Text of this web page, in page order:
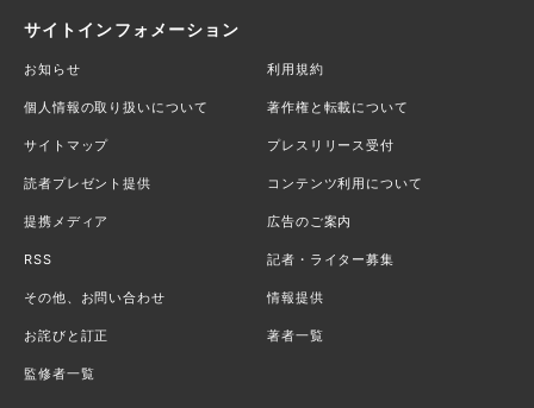
サイトインフォメーション
お知らせ 利用規約
個人情報の取り扱いについて 著作権と転載について
サイトマップ プレスリリース受付
読者プレゼント提供 コンテンツ利用について
提携メディア 広告のご案内
RSS 記者・ライター募集
その他、お問い合わせ 情報提供
お詫びと訂正 著者一覧
監修者一覧